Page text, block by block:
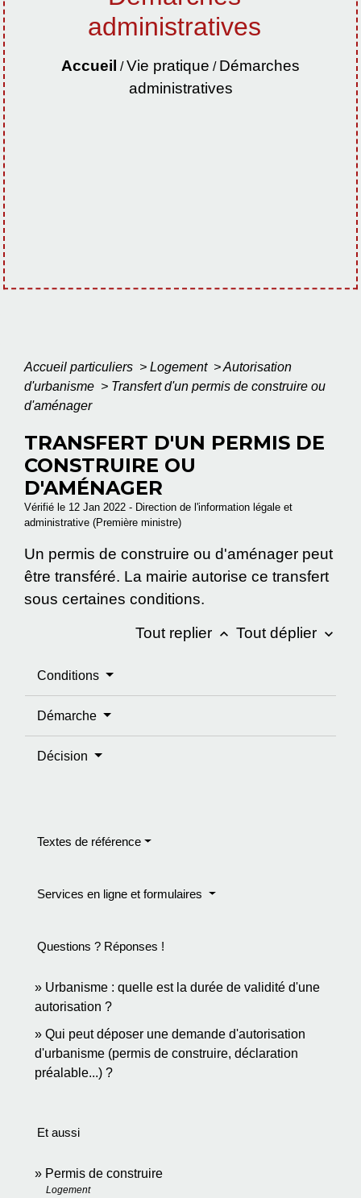
administratives
Accueil /Vie pratique / Démarches
administratives
Accueil particuliers > Logement >Autorisation
d'urbanisme > Transfert d'un permis de construire ou
d'aménager
TRANSFERT D'UN PERMIS DE
CONSTRUIRE OU
D'AMÉNAGER
Vérifié le 12 Jan 2022 - Direction de l'information légale et
administrative (Première ministre)
Un permis de construire ou d'aménager peut
être transféré. La mairie autorise ce transfert
sous certaines conditions.
Tout replier keyboard_arrow_up Tout déplier keyboard_arrow_down
Conditions
Démarche
Décision
Textes de référence
Services en ligne et formulaires
Questions ? Réponses !
Urbanisme : quelle est la durée de validité d'une
autorisation ?
Qui peut déposer une demande d'autorisation
d'urbanisme (permis de construire, déclaration
préalable...) ?
Et aussi
Permis de construire
Logement